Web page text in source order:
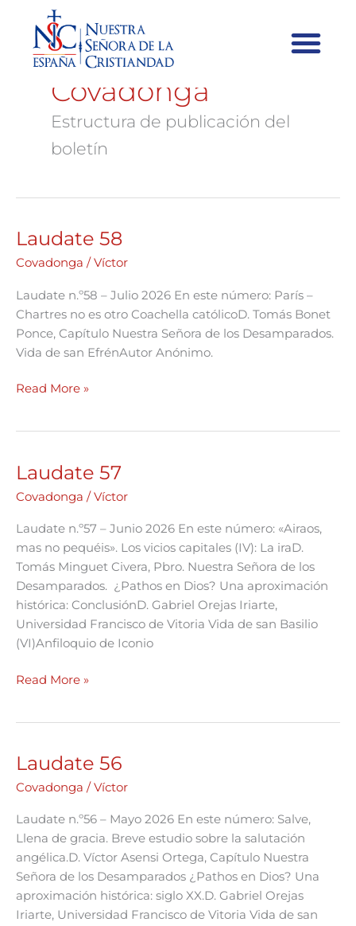
Covadonga
Estructura de publicación del
boletín
Laudate 58
Covadonga /Víctor
Laudate n.º58 – Julio 2026 En este número: París –
Chartres no es otro Coachella católicoD. Tomás Bonet
Ponce, Capítulo Nuestra Señora de los Desamparados.
Vida de san EfrénAutor Anónimo.
Laudate
58
Read More »
Laudate 57
Covadonga /Víctor
Laudate n.º57 – Junio 2026 En este número: «Airaos,
mas no pequéis». Los vicios capitales (IV): La iraD.
Tomás Minguet Civera, Pbro. Nuestra Señora de los
Desamparados. ¿Pathos en Dios? Una aproximación
histórica: ConclusiónD. Gabriel Orejas Iriarte,
Universidad Francisco de Vitoria Vida de san Basilio
(VI)Anfiloquio de Iconio
Laudate
57
Read More »
Laudate 56
Covadonga /Víctor
Laudate n.º56 – Mayo 2026 En este número: Salve,
Llena de gracia. Breve estudio sobre la salutación
angélica.D. Víctor Asensi Ortega, Capítulo Nuestra
Señora de los Desamparados ¿Pathos en Dios? Una
aproximación histórica: siglo XX.D. Gabriel Orejas
Iriarte, Universidad Francisco de Vitoria Vida de san
Laudate
56